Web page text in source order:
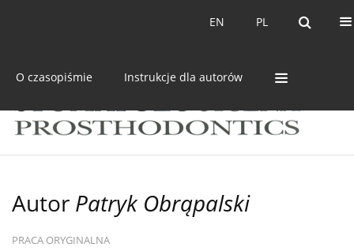
PL
EN PL
EN
O czasopiśmie Instrukcje dla autorów
Autor Patryk Obrąpalski
PRACA ORYGINALNA